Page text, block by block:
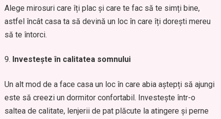
Alege mirosuri care îți plac și care te fac să te simți bine,
astfel încât casa ta să devină un loc în care îți dorești mereu
să te întorci.
Investește în calitatea somnului
Un alt mod de a face casa un loc în care abia aștepți să ajungi
este să creezi un dormitor confortabil. Investește într-o
saltea de calitate, lenjerii de pat plăcute la atingere și perne